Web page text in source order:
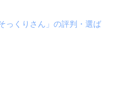
っくりさん」の評判・選ば